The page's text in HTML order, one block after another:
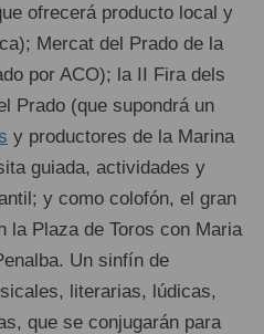
ofrecerá producto local y
Mercat del Prado de la
por ACO); la II Fira dels
Prado (que supondrá un
y productores de la Marina
guiada, actividades y
y como colofón, el gran
la Plaza de Toros con Maria
Un sinfín de
literarias, lúdicas,
que se conjugarán para